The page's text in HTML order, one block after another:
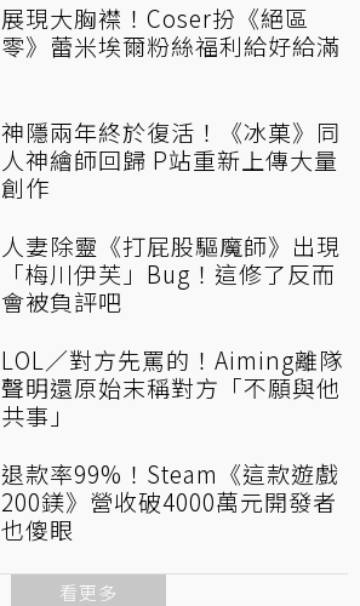
展現大胸襟！Coser扮《絕區
零》蕾米埃爾粉絲福利給好給滿
神隱兩年終於復活！《冰菓》同
人神繪師回歸 P站重新上傳大量
創作
人妻除靈《打屁股驅魔師》出現
「梅川伊芙」Bug！這修了反而
會被負評吧
LOL／對方先罵的！Aiming離隊
聲明還原始末稱對方「不願與他
共事」
退款率99%！Steam《這款遊戲
200鎂》營收破4000萬元開發者
也傻眼
看更多